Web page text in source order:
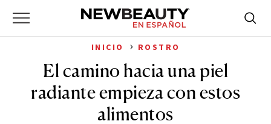
Primary
NewBeauty
for:
INICIO › ROSTRO
El camino hacia una piel
radiante empieza con estos
alimentos